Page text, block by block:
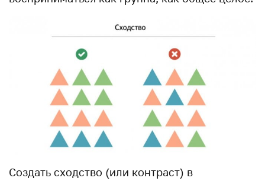
Создать сходство (или контраст) в